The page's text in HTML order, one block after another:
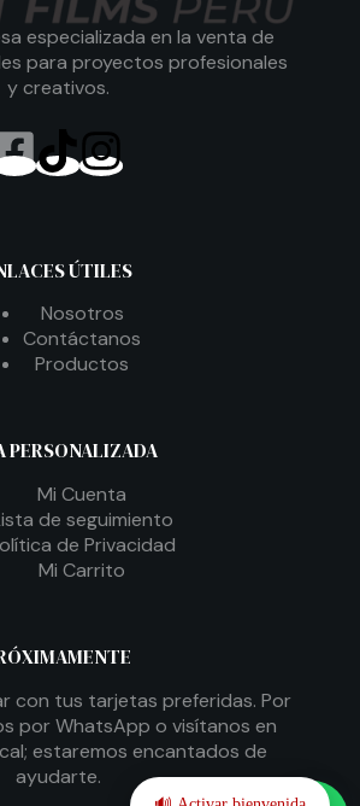
especializada en la venta de
para proyectos profesionales
y creativos.
ÚTILES
Nosotros
Contáctanos
Productos
PERSONALIZADA
Mi Cuenta
de seguimiento
de Privacidad
Mi Carrito
con tus tarjetas preferidas. Por
por WhatsApp o visítanos en
estaremos encantados de
ayudarte.